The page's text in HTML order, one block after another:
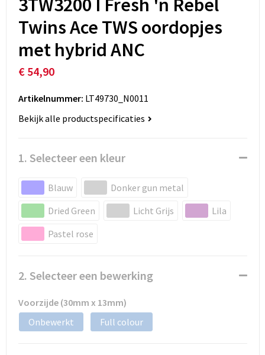
3TW3200 I Fresh 'n Rebel
Twins Ace TWS oordopjes
met hybrid ANC
€ 54,90
Artikelnummer: LT49730_N0011
Bekijk alle productspecificaties
1. Selecteer een kleur
Blauw
Donker gun metal
Dried Green
Licht Grijs
Lila
Pastel rose
2. Selecteer een bewerking
Voorzijde (30mm x 13mm)
Onbewerkt
Full colour